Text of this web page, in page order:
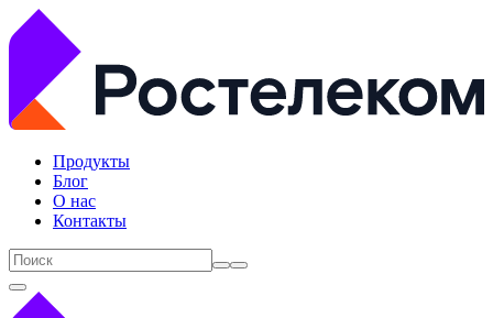
Продукты
Блог
О нас
Контакты